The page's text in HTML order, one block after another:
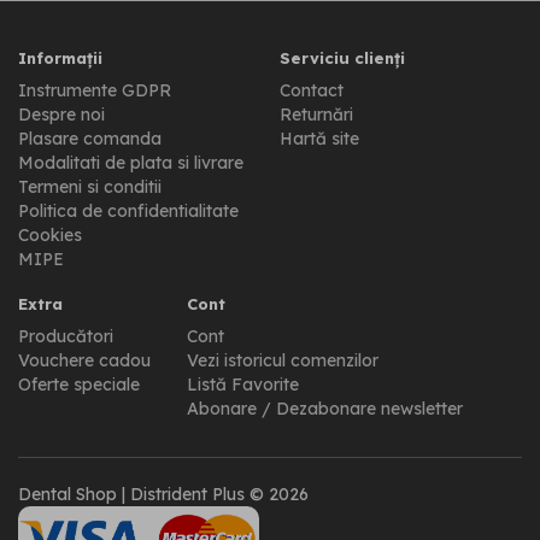
Informații
Instrumente GDPR
Despre noi
Plasare comanda
Modalitati de plata si livrare
Termeni si conditii
Politica de confidentialitate
Cookies
MIPE
Serviciu clienți
Contact
Returnări
Hartă site
Extra
Producători
Vouchere cadou
Oferte speciale
Cont
Cont
Vezi istoricul comenzilor
Listă Favorite
Abonare / Dezabonare newsletter
Dental Shop | Distrident Plus © 2026